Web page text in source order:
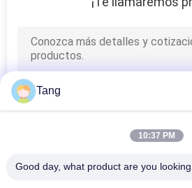
Cubo del
excavador
Tang
10:37 PM
Good day, what product are you